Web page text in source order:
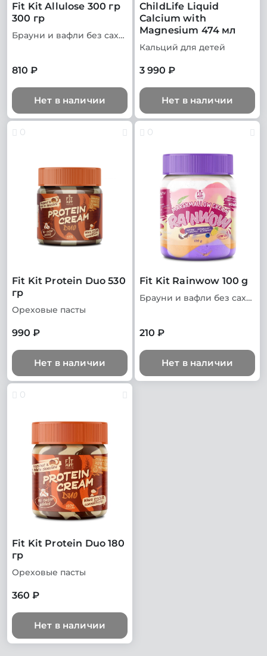
Fit Kit Allulose 300 гр
300 гр
Брауни и вафли без сахара
810 ₽
Нет в наличии
ChildLife Liquid
Calcium with
Magnesium 474 мл
Кальций для детей
3 990 ₽
Нет в наличии
0
Fit Kit Protein Duo 530
гр
Ореховые пасты
990 ₽
Нет в наличии
0
Fit Kit Rainwow 100 g
Брауни и вафли без сахара
210 ₽
Нет в наличии
0
Fit Kit Protein Duo 180
гр
Ореховые пасты
360 ₽
Нет в наличии